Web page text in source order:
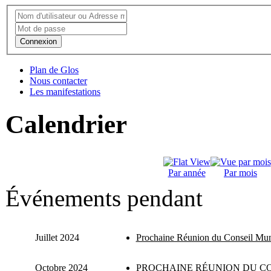
Connexion
Plan de Glos
Nous contacter
Les manifestations
Calendrier
Par année Par mois
Événements pendant
Juillet 2024 Prochaine Réunion du Conseil
Octobre 2024 PROCHAINE RÉUNION DU